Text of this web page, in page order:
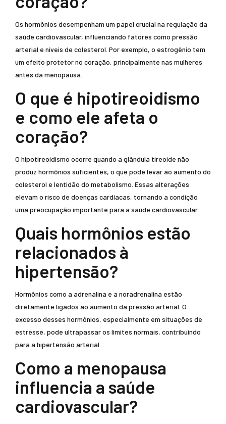
Os hormônios desempenham um papel crucial na regulação da
saúde cardiovascular, influenciando fatores como pressão
arterial e níveis de colesterol. Por exemplo, o estrogênio tem
um efeito protetor no coração, principalmente nas mulheres
antes da menopausa.
O que é hipotireoidismo
e como ele afeta o
coração?
O hipotireoidismo ocorre quando a glândula tireoide não
produz hormônios suficientes, o que pode levar ao aumento do
colesterol e lentidão do metabolismo. Essas alterações
elevam o risco de doenças cardíacas, tornando a condição
uma preocupação importante para a saúde cardiovascular.
Quais hormônios estão
relacionados à
hipertensão?
Hormônios como a adrenalina e a noradrenalina estão
diretamente ligados ao aumento da pressão arterial. O
excesso desses hormônios, especialmente em situações de
estresse, pode ultrapassar os limites normais, contribuindo
para a hipertensão arterial.
Como a menopausa
influencia a saúde
cardiovascular?